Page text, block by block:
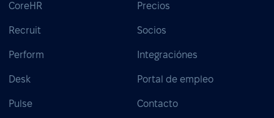
CoreHR
Recruit
Perform
Desk
Pulse
Precios
Socios
Integraciónes
Portal de empleo
Contacto